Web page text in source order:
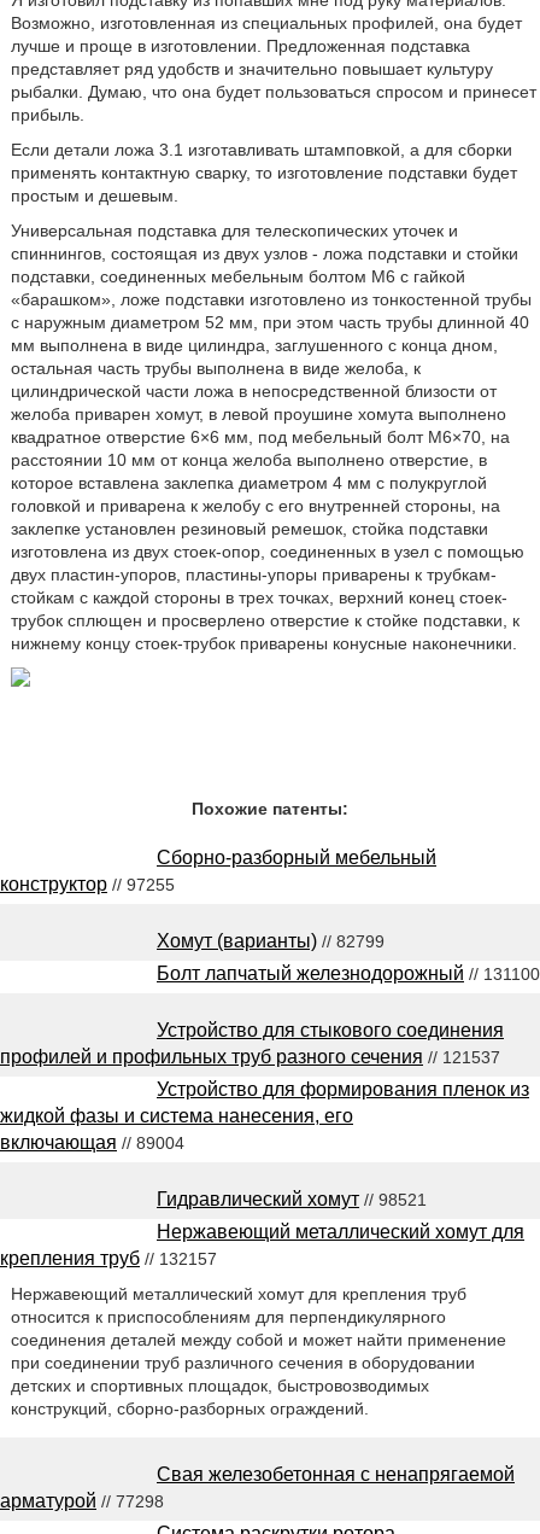
Возможно, изготовленная из специальных профилей, она будет
лучше и проще в изготовлении. Предложенная подставка
представляет ряд удобств и значительно повышает культуру
рыбалки. Думаю, что она будет пользоваться спросом и принесет
прибыль.
Если детали ложа 3.1 изготавливать штамповкой, а для сборки
применять контактную сварку, то изготовление подставки будет
простым и дешевым.
Универсальная подставка для телескопических уточек и
спиннингов, состоящая из двух узлов - ложа подставки и стойки
подставки, соединенных мебельным болтом М6 с гайкой
«барашком», ложе подставки изготовлено из тонкостенной трубы
с наружным диаметром 52 мм, при этом часть трубы длинной 40
мм выполнена в виде цилиндра, заглушенного с конца дном,
остальная часть трубы выполнена в виде желоба, к
цилиндрической части ложа в непосредственной близости от
желоба приварен хомут, в левой проушине хомута выполнено
квадратное отверстие 6×6 мм, под мебельный болт М6×70, на
расстоянии 10 мм от конца желоба выполнено отверстие, в
которое вставлена заклепка диаметром 4 мм с полукруглой
головкой и приварена к желобу с его внутренней стороны, на
заклепке установлен резиновый ремешок, стойка подставки
изготовлена из двух стоек-опор, соединенных в узел с помощью
двух пластин-упоров, пластины-упоры приварены к трубкам-
стойкам с каждой стороны в трех точках, верхний конец стоек-
трубок сплющен и просверлено отверстие к стойке подставки, к
нижнему концу стоек-трубок приварены конусные наконечники.
Похожие патенты:
Сборно-разборный мебельный
конструктор // 97255
Хомут (варианты) // 82799
Болт лапчатый железнодорожный // 131100
Устройство для стыкового соединения
профилей и профильных труб разного сечения // 121537
Устройство для формирования пленок из
жидкой фазы и система нанесения, его
включающая // 89004
Гидравлический хомут // 98521
Нержавеющий металлический хомут для
крепления труб // 132157
Нержавеющий металлический хомут для крепления труб
относится к приспособлениям для перпендикулярного
соединения деталей между собой и может найти применение
при соединении труб различного сечения в оборудовании
детских и спортивных площадок, быстровозводимых
конструкций, сборно-разборных ограждений.
Свая железобетонная с ненапрягаемой
арматурой // 77298